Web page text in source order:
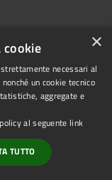
© 2026 • Comune di
• Powered by
•Accesso
redazione
×
cookie
necessari al
un cookie tecnico
aggregate e
al seguente link
TUTTO